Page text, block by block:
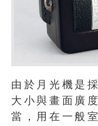
由於月光機是
大小與畫面廣
當，用在一般